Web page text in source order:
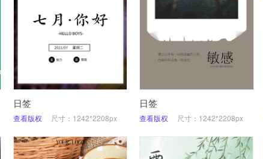
日签
查看版权 尺寸：1242*2208px
日签
查看版权 尺寸：1242*2208px